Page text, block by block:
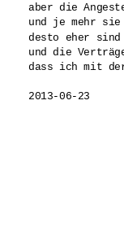
aber die
und je mehr sie
desto eher
und die
dass ich mit
2013-06-23